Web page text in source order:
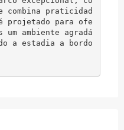
combina praticidad
projetado para ofe
um ambiente agradá
a estadia a bordo